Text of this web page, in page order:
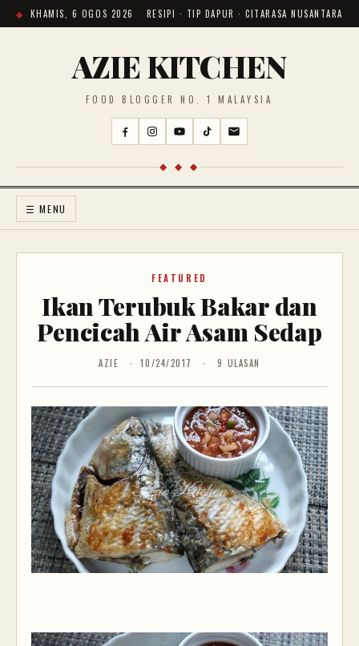
KHAMIS, 6 OGOS 2026 RESIPI · TIP DAPUR · CITARASA NUSANTARA
AZIE KITCHEN
FOOD BLOGGER NO. 1 MALAYSIA
◆ ◆ ◆
☰ MENU
FEATURED
Ikan Terubuk Bakar dan
Pencicah Air Asam Sedap
AZIE 10/24/2017 9 ULASAN